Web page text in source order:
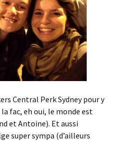
Central Perk Sydney pour y
fac, eh oui, le monde est
et Antoine). Et aussi
super sympa (d’ailleurs